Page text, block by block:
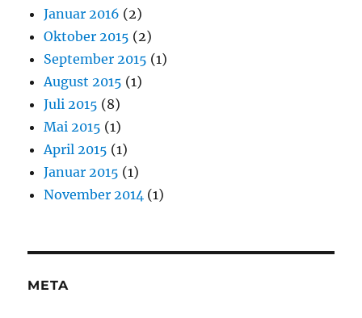
Januar 2016 (2)
Oktober 2015 (2)
September 2015 (1)
August 2015 (1)
Juli 2015 (8)
Mai 2015 (1)
April 2015 (1)
Januar 2015 (1)
November 2014 (1)
META